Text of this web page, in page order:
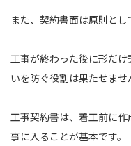
また、契約書面は原則とし
工事が終わった後に形だ
いを防ぐ役割は果たせませ
工事契約書は、着工前に
事に入ることが基本です。